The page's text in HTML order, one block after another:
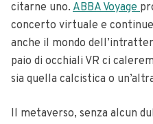
citarne uno. ABBA Voyage
concerto virtuale e
anche il mondo
paio di occhiali VR ci
sia quella calcistica o
Il metaverso, senza alcun